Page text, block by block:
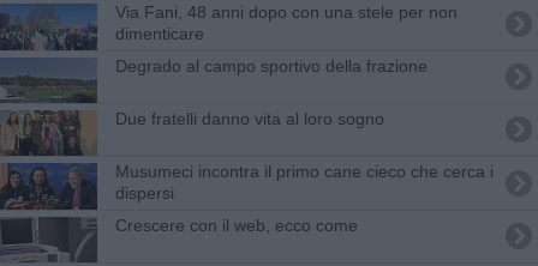
Via Fani, 48 anni dopo con una stele per non
dimenticare
Degrado al campo sportivo della frazione
Due fratelli danno vita al loro sogno
Musumeci incontra il primo cane cieco che cerca i
dispersi
Crescere con il web, ecco come